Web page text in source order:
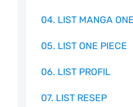
04. LIST MANGA
05. LIST ONE PIECE
06. LIST PROFIL
07. LIST RESEP